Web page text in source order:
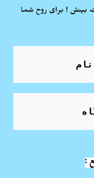
بینش ! برای روح شما
: